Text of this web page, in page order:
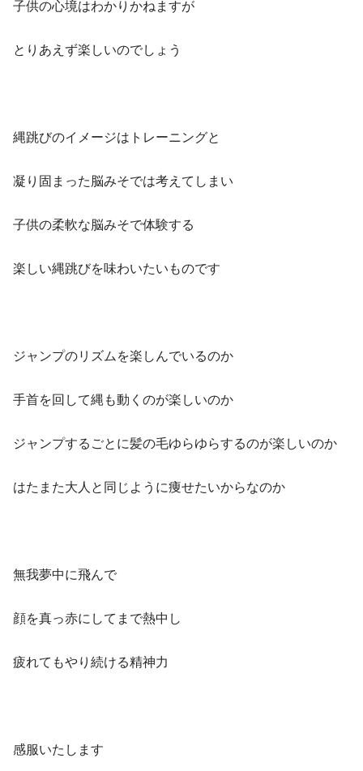
子供の心境はわかりかねますが
とりあえず楽しいのでしょう
縄跳びのイメージはトレーニングと
凝り固まった脳みそでは考えてしまい
子供の柔軟な脳みそで体験する
楽しい縄跳びを味わいたいものです
ジャンプのリズムを楽しんでいるのか
手首を回して縄も動くのが楽しいのか
ジャンプするごとに髪の毛ゆらゆらするのが楽しいのか
はたまた大人と同じように痩せたいからなのか
無我夢中に飛んで
顔を真っ赤にしてまで熱中し
疲れてもやり続ける精神力
感服いたします